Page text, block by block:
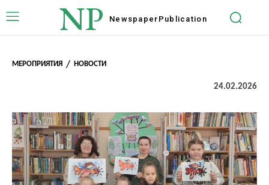
NP Newspaper Publication
МЕРОПРИЯТИЯ НОВОСТИ
24.02.2026